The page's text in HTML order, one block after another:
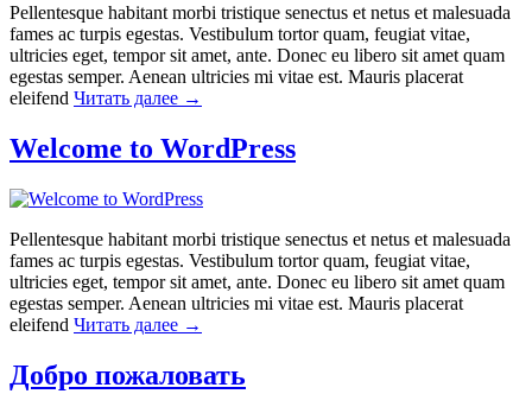
Pellentesque habitant morbi tristique senectus et netus et malesuada
fames ac turpis egestas. Vestibulum tortor quam, feugiat vitae,
ultricies eget, tempor sit amet, ante. Donec eu libero sit amet quam
egestas semper. Aenean ultricies mi vitae est. Mauris placerat
eleifend Читать далее →
Welcome to WordPress
Pellentesque habitant morbi tristique senectus et netus et malesuada
fames ac turpis egestas. Vestibulum tortor quam, feugiat vitae,
ultricies eget, tempor sit amet, ante. Donec eu libero sit amet quam
egestas semper. Aenean ultricies mi vitae est. Mauris placerat
eleifend Читать далее →
Добро пожаловать